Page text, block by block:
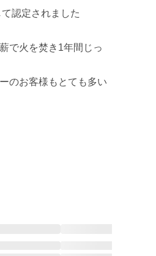
認定されました
で火を焚き1年間じっ
のお客様もとても多い